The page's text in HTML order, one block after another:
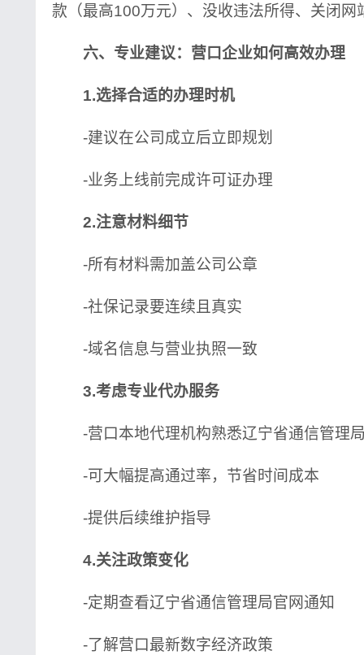
款（最高100万元）、没收违法所得、关闭网
六、专业建议：营口企业如何高效办理
1.选择合适的办理时机
-建议在公司成立后立即规划
-业务上线前完成许可证办理
2.注意材料细节
-所有材料需加盖公司公章
-社保记录要连续且真实
-域名信息与营业执照一致
3.考虑专业代办服务
-营口本地代理机构熟悉辽宁省通信管理
-可大幅提高通过率，节省时间成本
-提供后续维护指导
4.关注政策变化
-定期查看辽宁省通信管理局官网通知
-了解营口最新数字经济政策